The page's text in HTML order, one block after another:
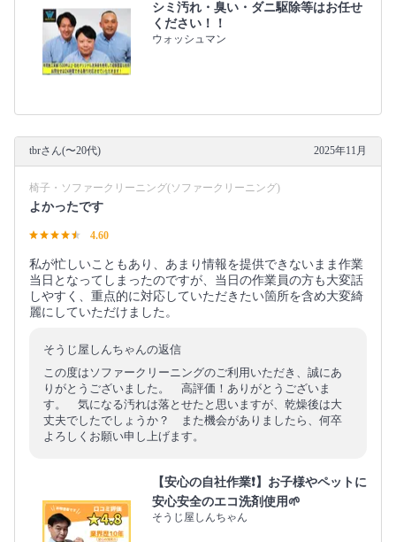
シミ汚れ・臭い・ダニ駆除等はお任せ
ください！！
ウォッシュマン
tbrさん(〜20代) 2025年11月
椅子・ソファークリーニング(ソファークリーニング)
よかったです
4.60
私が忙しいこともあり、あまり情報を提供できないまま作業
当日となってしまったのですが、当日の作業員の方も大変話
しやすく、重点的に対応していただきたい箇所を含め大変綺
麗にしていただけました。
そうじ屋しんちゃんの返信
この度はソファークリーニングのご利用いただき、誠にあ
りがとうございました。 高評価！ありがとうございま
す。 気になる汚れは落とせたと思いますが、乾燥後は大
丈夫でしたでしょうか？ また機会がありましたら、何卒
よろしくお願い申し上げます。
【安心の自社作業❗️】お子様やペットに
安心安全のエコ洗剤使用🌱
そうじ屋しんちゃん